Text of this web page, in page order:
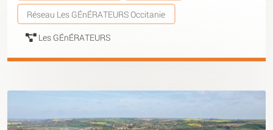
Réseau Les GÉnÉRATEURS Occitanie
Les GÉnÉRATEURS